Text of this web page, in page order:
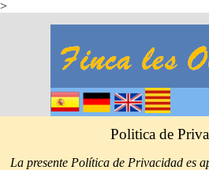
>
Politica de
La presente Política de Privacidad es